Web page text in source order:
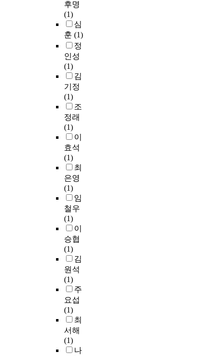
후명
(1)
심
훈 (1)
정
인성
(1)
김
기정
(1)
조
정래
(1)
이
효석
(1)
최
은영
(1)
임
철우
(1)
이
승협
(1)
김
원석
(1)
주
요섭
(1)
최
서해
(1)
나